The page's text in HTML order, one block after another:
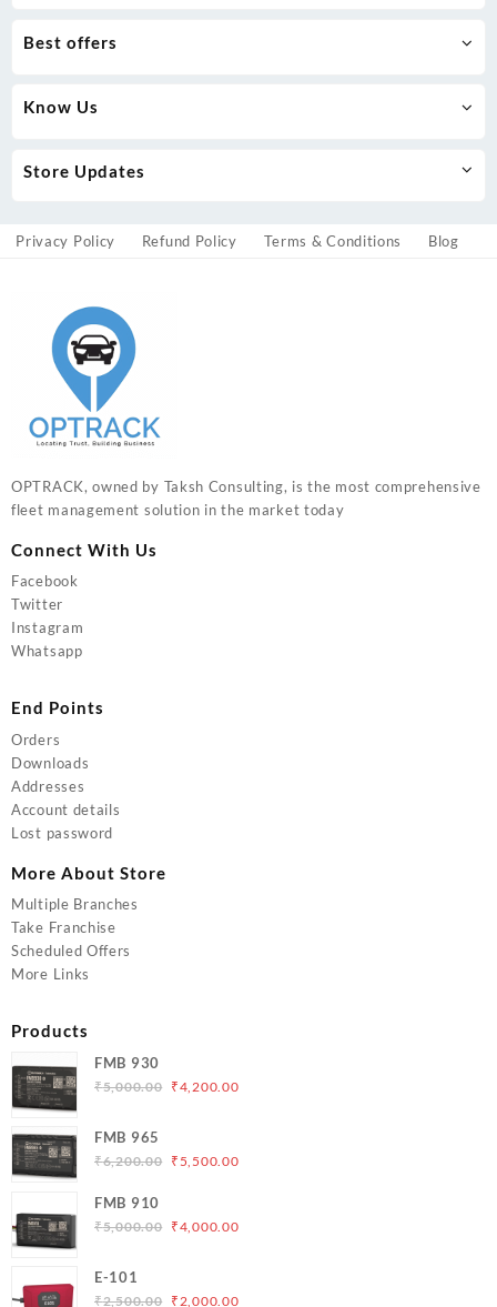
Best offers
Know Us
Store Updates
Privacy Policy Refund Policy Terms & Conditions Blog
OPTRACK, owned by Taksh Consulting, is the most comprehensive
fleet management solution in the market today
Connect With Us
Facebook
Twitter
Instagram
Whatsapp
End Points
Orders
Downloads
Addresses
Account details
Lost password
More About Store
Multiple Branches
Take Franchise
Scheduled Offers
More Links
Products
FMB 930
₹5,000.00 Original
₹5,000.00.
₹4,200.00Current
FMB 965
₹6,200.00 Original
₹6,200.00.
₹ 5,500.00Current
₹5,500.00.
FMB 910
₹5,000.00 Original
₹5,000.00.
₹4,000.00Current
E-101
₹2,500.00 Original
₹2,000.00Current